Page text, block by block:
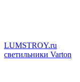
LUMSTROY.ru
светильники Varton